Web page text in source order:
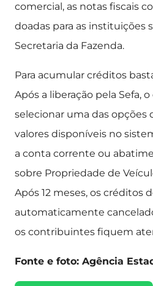
comercial, as notas fiscais
doadas para as instituições
Secretaria da Fazenda.
Para acumular créditos
Após a liberação pela Sefa,
selecionar uma das opções
valores disponíveis no
a conta corrente ou
sobre Propriedade de
Após 12 meses, os créditos
automaticamente
os contribuintes fiquem
Fonte e foto: Agência